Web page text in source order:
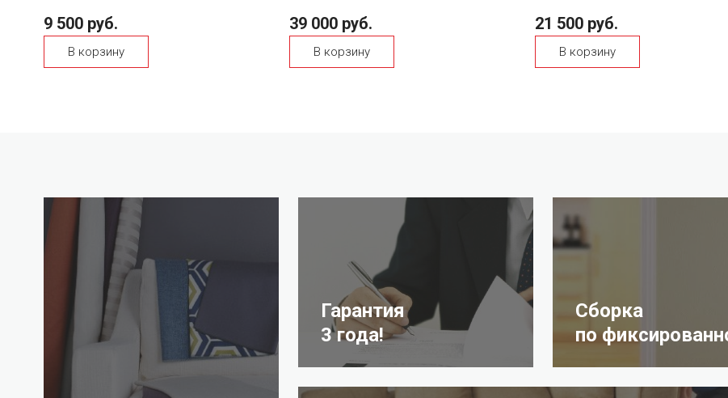
9 500 руб.
В корзину
39 000 руб.
В корзину
21 500 руб.
В корзину
Гарантия
3 года!
Сборка
по